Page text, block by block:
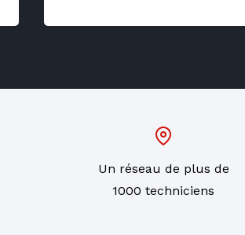
Un réseau de plus de
1000 techniciens